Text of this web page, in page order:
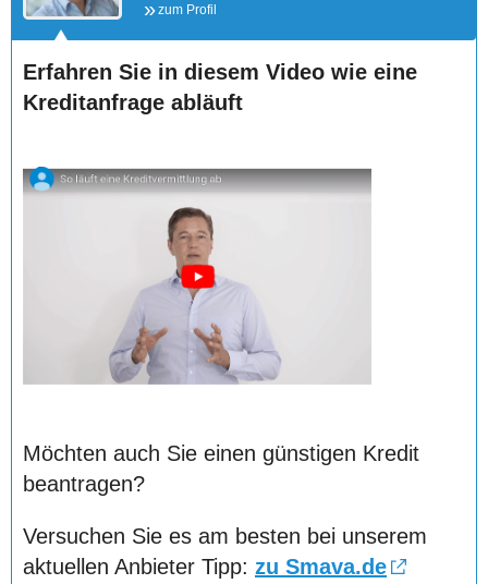
zum Profil
Erfahren Sie in diesem Video wie eine
Kreditanfrage abläuft
Möchten auch Sie einen günstigen Kredit
beantragen?
Versuchen Sie es am besten bei unserem
aktuellen Anbieter Tipp: zu Smava.de